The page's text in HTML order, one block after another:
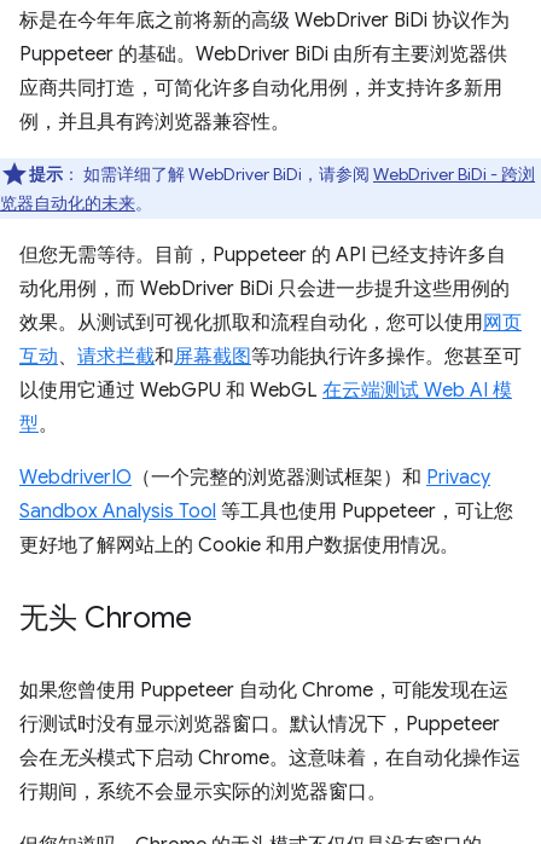
标是在今年年底之前将新的高级 WebDriver BiDi 协议作为
Puppeteer 的基础。WebDriver BiDi 由所有主要浏览器供
应商共同打造，可简化许多自动化用例，并支持许多新用
例，并且具有跨浏览器兼容性。
提示 ： 如需详细了解 WebDriver BiDi，请参阅 WebDriver BiDi - 跨浏
览器自动化的未来。
但您无需等待。目前，Puppeteer 的 API 已经支持许多自
动化用例，而 WebDriver BiDi 只会进一步提升这些用例的
效果。从测试到可视化抓取和流程自动化，您可以使用网页
互动、 请求拦截和屏幕截图等功能执行许多操作。您甚至可
以使用它通过 WebGPU 和 WebGL 在云端测试 Web AI 模
型。
WebdriverIO （一个完整的浏览器测试框架）和 Privacy
Sandbox Analysis Tool 等工具也使用 Puppeteer，可让您
更好地了解网站上的 Cookie 和用户数据使用情况。
无头 Chrome
如果您曾使用 Puppeteer 自动化 Chrome，可能发现在运
行测试时没有显示浏览器窗口。默认情况下，Puppeteer
会在无头模式下启动 Chrome。这意味着，在自动化操作运
行期间，系统不会显示实际的浏览器窗口。